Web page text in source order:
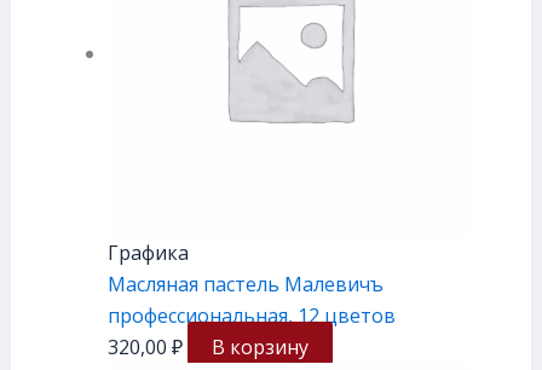
Графика
Масляная пастель Малевичъ
профессиональная, 12 цветов
320,00 ₽ В корзину